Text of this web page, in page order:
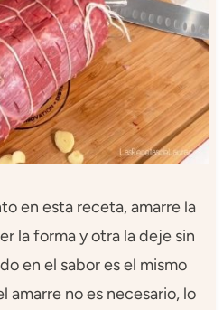
en esta receta, amarre la
la forma y otra la deje sin
en el sabor es el mismo
amarre no es necesario, lo